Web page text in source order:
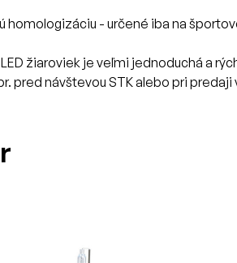
homologizáciu - určené iba na
žiaroviek je veľmi jednoduchá a
pred návštevou STK alebo pri predaji